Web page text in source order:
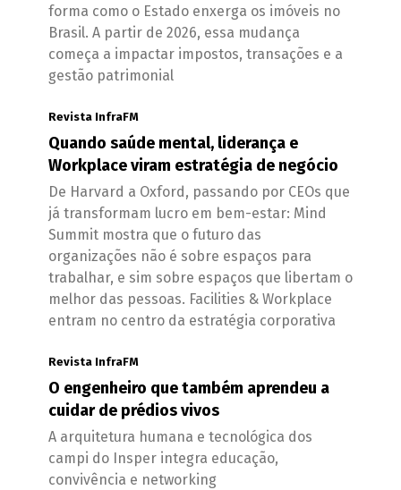
forma como o Estado enxerga os imóveis no
Brasil. A partir de 2026, essa mudança
começa a impactar impostos, transações e a
gestão patrimonial
Revista InfraFM
Quando saúde mental, liderança e
Workplace viram estratégia de negócio
De Harvard a Oxford, passando por CEOs que
já transformam lucro em bem-estar: Mind
Summit mostra que o futuro das
organizações não é sobre espaços para
trabalhar, e sim sobre espaços que libertam o
melhor das pessoas. Facilities & Workplace
entram no centro da estratégia corporativa
Revista InfraFM
O engenheiro que também aprendeu a
cuidar de prédios vivos
A arquitetura humana e tecnológica dos
campi do Insper integra educação,
convivência e networking